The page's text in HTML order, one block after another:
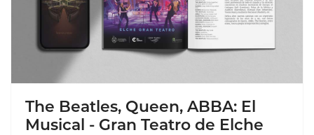
The Beatles, Queen, ABBA: El
Musical - Gran Teatro de Elche